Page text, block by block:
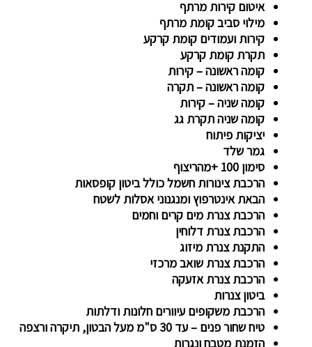
איטום קירות מרתף
מילוי סביב קומת מרתף
קירות ועמודים קומת קרקע
תקרת קומת קרקע
קומה ראשונה – קירות
קומה ראשונה – תקרה
קומה שניה – קירות
קומה שניה תקרת גג
יציקות פיתוח
גמר שלד
סימון 100 +מהריצוף
הרכבת צינורות חשמל כולל ביטון קופסאות
הבאת אינטרפוץ ומנגנוני אסלות לשטח
הרכבת צנרת מים קרים וחמים
הרכבת צנרת דלוחין
התקנת צנרת מיזוג
הרכבת צנרת שואב מרכזי
הרכבת צנרת אזעקה
ביטון צנרות
הרכבת משקופים עיוורים חלונות ודלתות
טיח שחור פנים – עד 30 ס"מ מעל הבטון, תיקרה ורצפה
הזמנת מטבח ונגרות